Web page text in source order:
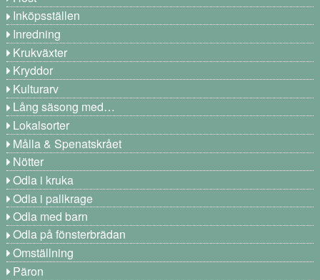
Inköpsställen
Inredning
Krukväxter
Kryddor
Kulturarv
Lång säsong med…
Lokalsorter
Målla & Spenatskrået
Nötter
Odla i kruka
Odla i pallkrage
Odla med barn
Odla på fönsterbrädan
Omställning
Päron